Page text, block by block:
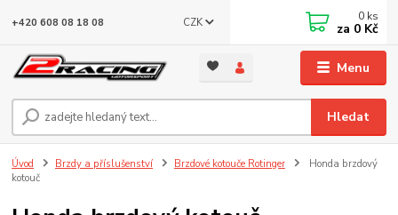
Menu
CZK
Hledat
+420 608 08 18 08 0 ks
za 0 Kč
Úvod Brzdy a příslušenství Brzdové kotouče Rotinger
Honda brzdový
kotouč